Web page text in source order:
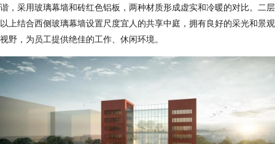
谐，采用玻璃幕墙和砖红色铝板，两种材质形成虚实和冷暖的对比。二层
以上结合西侧玻璃幕墙设置尺度宜人的共享中庭，拥有良好的采光和景观
视野，为员工提供绝佳的工作、休闲环境。